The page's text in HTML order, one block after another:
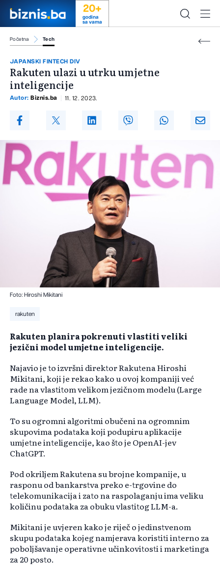
20+
godina
sa vama
Početna Tech
JAPANSKI FINTECH DIV
Rakuten ulazi u utrku umjetne
inteligencije
Autor: Biznis.ba 11. 12. 2023.
Foto: Hiroshi Mikitani
rakuten
Rakuten planira pokrenuti vlastiti veliki
jezični model umjetne inteligencije.
Najavio je to izvršni direktor Rakutena Hiroshi
Mikitani, koji je rekao kako u ovoj kompaniji već
rade na vlastitom velikom jezičnom modelu (Large
Language Model, LLM).
To su ogromni algoritmi obučeni na ogromnim
skupovima podataka koji podupiru aplikacije
umjetne inteligencije, kao što je OpenAI-jev
ChatGPT.
Pod okriljem Rakutena su brojne kompanije, u
rasponu od bankarstva preko e-trgovine do
telekomunikacija i zato na raspolaganju ima veliku
količinu podataka za obuku vlastitog LLM-a.
Mikitani je uvjeren kako je riječ o jedinstvenom
skupu podataka kojeg namjerava koristiti interno za
poboljšavanje operativne učinkovitosti i marketinga
za 20 posto.